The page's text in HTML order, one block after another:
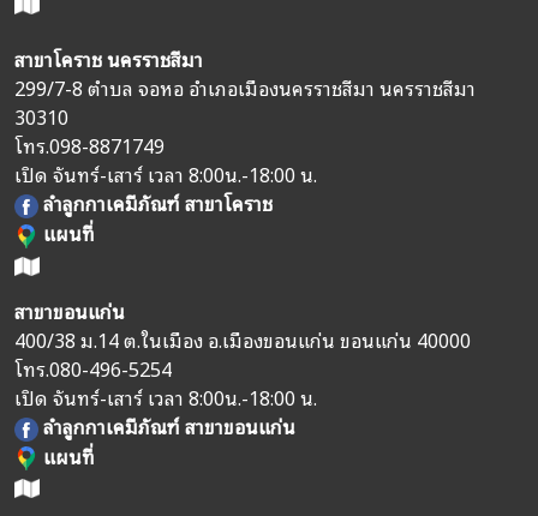
สาขาโคราช นครราชสีมา
299/7-8 ตำบล จอหอ อำเภอเมืองนครราชสีมา นครราชสีมา
30310
โทร.098-8871749
เปิด จันทร์-เสาร์ เวลา 8:00น.-18:00 น.
ลำลูกกาเคมีภัณฑ์ สาขาโคราช
แผนที่
สาขาขอนแก่น
400/38 ม.14 ต.ในเมือง อ.เมืองขอนแก่น ขอนแก่น 40000
โทร.080-496-5254
เปิด จันทร์-เสาร์ เวลา 8:00น.-18:00 น.
ลำลูกกาเคมีภัณฑ์ สาขาขอนแก่น
แผนที่